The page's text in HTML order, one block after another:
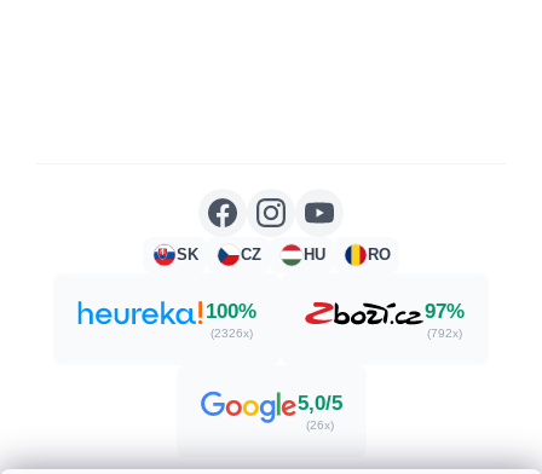
SK CZ HU RO
100%
(2326x)
97%
(792x)
5,0/5
(26x)